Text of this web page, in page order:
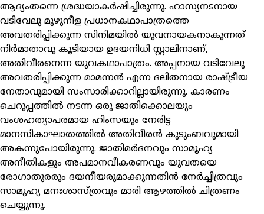
ആദ്യംതന്നെ ശ്രദ്ധയാകര്‍ഷിച്ചിരുന്നു. ഹാസ്യനടനായ
വടിവേലു മുഴുനീള പ്രധാനകഥാപാത്രത്തെ
അവതരിപ്പിക്കുന്ന സിനിമയില്‍ യുവനായകനാകുന്നത്
നിര്‍മാതാവു കൂടിയായ ഉദയനിധി സ്റ്റാലിനാണ്,
അതിവീരനെന്ന യുവകഥാപാത്രം. അപ്പനായ വടിവേലു
അവതരിപ്പിക്കുന്ന മാമന്നന്‍ എന്ന ദലിതനായ രാഷ്ട്രീയ
നേതാവുമായി സംസാരിക്കാറില്ലായിരുന്നു. കാരണം
ചെറുപ്പത്തില്‍ നടന്ന ഒരു ജാതിക്കൊലയും
വംശഹത്യാപരമായ ഹിംസയും നേരിട്ട
മാനസികാഘാതത്തില്‍ അതിവീരന്‍ കുടുംബവുമായി
അകന്നുപോയിരുന്നു. ജാതിമര്‍ദനവും സാമൂഹ്യ
അനീതികളും അപമാനവീകരണവും യുവതയെ
രോഗാതുരരും ദയനീയരുമാക്കുന്നതിന്‍ നേര്‍ച്ചിത്രവും
സാമൂഹ്യ മനഃശാസ്ത്രവും മാരി ആഴത്തില്‍ ചിത്രണം
ചെയ്യുന്നു.